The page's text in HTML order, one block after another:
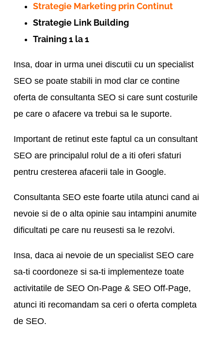
Strategie Marketing prin Continut
Strategie Link Building
Training 1 la 1
Insa, doar in urma unei discutii cu un specialist
SEO se poate stabili in mod clar ce contine
oferta de consultanta SEO si care sunt costurile
pe care o afacere va trebui sa le suporte.
Important de retinut este faptul ca un consultant
SEO are principalul rolul de a iti oferi sfaturi
pentru cresterea afacerii tale in Google.
Consultanta SEO este foarte utila atunci cand ai
nevoie si de o alta opinie sau intampini anumite
dificultati pe care nu reusesti sa le rezolvi.
Insa, daca ai nevoie de un specialist SEO care
sa-ti coordoneze si sa-ti implementeze toate
activitatile de SEO On-Page & SEO Off-Page,
atunci iti recomandam sa ceri o oferta completa
de SEO.